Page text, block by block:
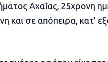
Αχαΐας, 25χρονη
και σε απόπειρα, κατ’